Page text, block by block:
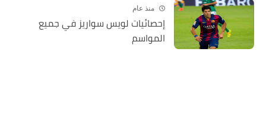
منذ عام
إحصائيات لويس سواريز في جميع
المواسم